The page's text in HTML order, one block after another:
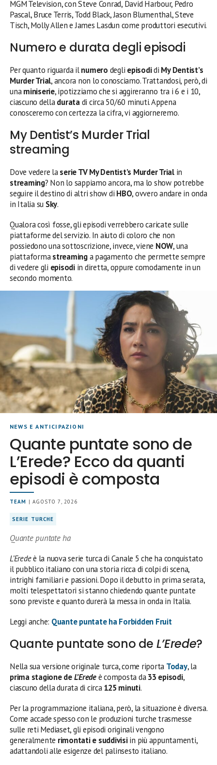
MGM Television, con Steve Conrad, David Harbour, Pedro
Pascal, Bruce Terris, Todd Black, Jason Blumenthal, Steve
Tisch, Molly Allen e James Lasdun come produttori esecutivi.
Numero e durata degli episodi
Per quanto riguarda ilnumero degli episodidi My Dentist’s
Murder Trial, ancora non lo conosciamo. Trattandosi, però, di
unaminiserie, ipotizziamo che si aggireranno tra i 6 e i 10,
ciascuno delladuratadi circa 50/60 minuti. Appena
conosceremo con certezza la cifra, vi aggiorneremo.
My Dentist’s Murder Trial
streaming
Dove vedere laserie TVMy Dentist’s Murder Trialin
streaming? Non lo sappiamo ancora, ma lo show potrebbe
seguire il destino di altri show di HBO, ovvero andare in onda
in Italia su Sky.
Qualora così fosse, gli episodi verrebbero caricate sulle
piattaforme del servizio. In aiuto di coloro che non
possiedono una sottoscrizione, invece, viene NOW, una
piattaformastreaminga pagamento che permette sempre
di vedere gli episodiin diretta, oppure comodamente in un
secondo momento.
NEWS E ANTICIPAZIONI
Quante puntate sono de
L’Erede? Ecco da quanti
episodi è composta
TEAM | AGOSTO 7, 2026
SERIE TURCHE
Quante puntate ha
L’Eredeè la nuova serie turca di Canale 5 che ha conquistato
il pubblico italiano con una storia ricca di colpi di scena,
intrighi familiari e passioni. Dopo il debutto in prima serata,
molti telespettatori si stanno chiedendo quante puntate
sono previste e quanto durerà la messa in onda in Italia.
Leggi anche: Quante puntate ha Forbidden Fruit
Quante puntate sono de L’Erede?
Nella sua versione originale turca, come riporta Today, la
prima stagione deL’Eredeè composta da33 episodi,
ciascuno della durata di circa125 minuti.
Per la programmazione italiana, però, la situazione è diversa.
Come accade spesso con le produzioni turche trasmesse
sulle reti Mediaset, gli episodi originali vengono
generalmente rimontati e suddivisiin più appuntamenti,
adattandoli alle esigenze del palinsesto italiano.